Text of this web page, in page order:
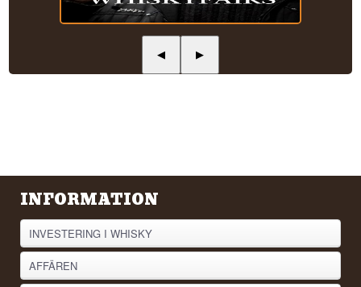
◀ ▶
INFORMATION
INVESTERING I WHISKY
AFFÄREN